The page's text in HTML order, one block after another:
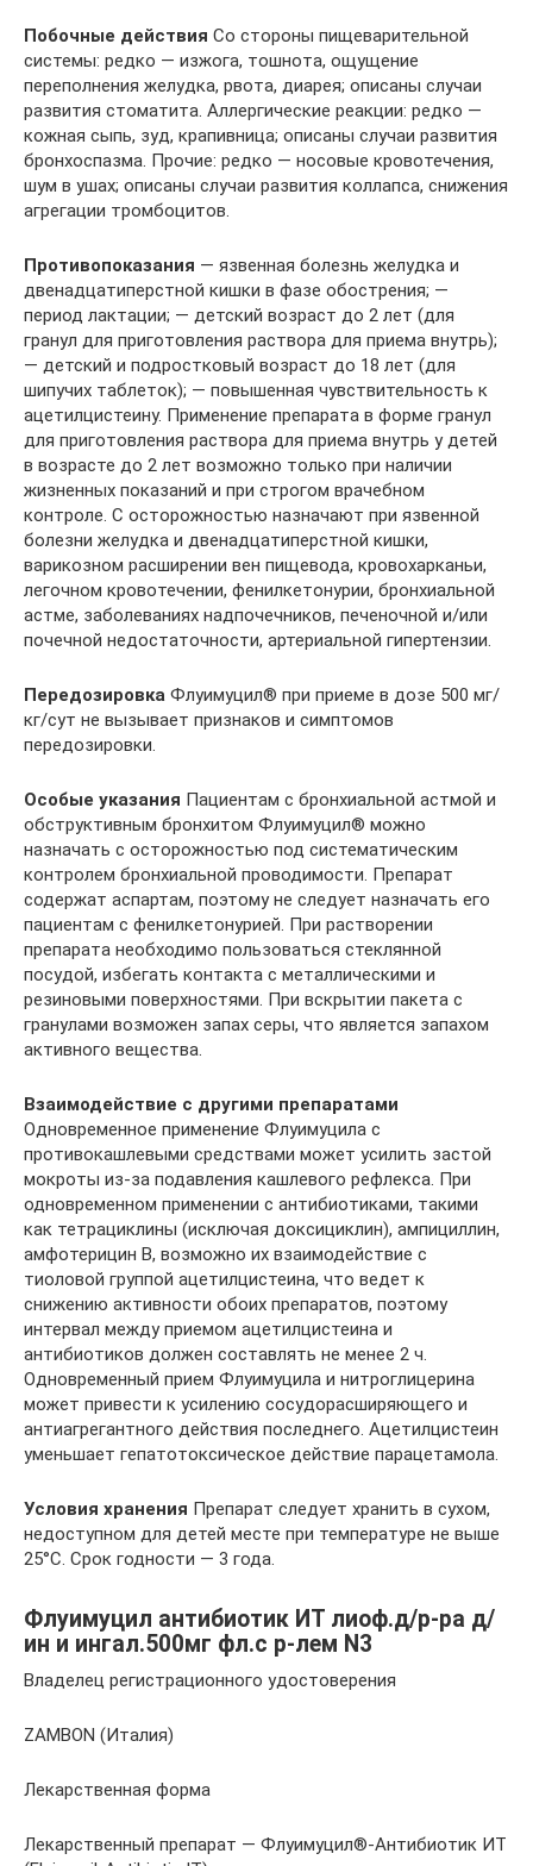
Побочные действия Со стороны пищеварительной
системы: редко — изжога, тошнота, ощущение
переполнения желудка, рвота, диарея; описаны случаи
развития стоматита. Аллергические реакции: редко —
кожная сыпь, зуд, крапивница; описаны случаи развития
бронхоспазма. Прочие: редко — носовые кровотечения,
шум в ушах; описаны случаи развития коллапса, снижения
агрегации тромбоцитов.
Противопоказания — язвенная болезнь желудка и
двенадцатиперстной кишки в фазе обострения; —
период лактации; — детский возраст до 2 лет (для
гранул для приготовления раствора для приема внутрь);
— детский и подростковый возраст до 18 лет (для
шипучих таблеток); — повышенная чувствительность к
ацетилцистеину. Применение препарата в форме гранул
для приготовления раствора для приема внутрь у детей
в возрасте до 2 лет возможно только при наличии
жизненных показаний и при строгом врачебном
контроле. С осторожностью назначают при язвенной
болезни желудка и двенадцатиперстной кишки,
варикозном расширении вен пищевода, кровохарканьи,
легочном кровотечении, фенилкетонурии, бронхиальной
астме, заболеваниях надпочечников, печеночной и/или
почечной недостаточности, артериальной гипертензии.
Передозировка Флуимуцил® при приеме в дозе 500 мг/
кг/сут не вызывает признаков и симптомов
передозировки.
Особые указания Пациентам с бронхиальной астмой и
обструктивным бронхитом Флуимуцил® можно
назначать с осторожностью под систематическим
контролем бронхиальной проводимости. Препарат
содержат аспартам, поэтому не следует назначать его
пациентам с фенилкетонурией. При растворении
препарата необходимо пользоваться стеклянной
посудой, избегать контакта с металлическими и
резиновыми поверхностями. При вскрытии пакета с
гранулами возможен запах серы, что является запахом
активного вещества.
Взаимодействие с другими препаратами
Одновременное применение Флуимуцила с
противокашлевыми средствами может усилить застой
мокроты из-за подавления кашлевого рефлекса. При
одновременном применении с антибиотиками, такими
как тетрациклины (исключая доксициклин), ампициллин,
амфотерицин В, возможно их взаимодействие с
тиоловой группой ацетилцистеина, что ведет к
снижению активности обоих препаратов, поэтому
интервал между приемом ацетилцистеина и
антибиотиков должен составлять не менее 2 ч.
Одновременный прием Флуимуцила и нитроглицерина
может привести к усилению сосудорасширяющего и
антиагрегантного действия последнего. Ацетилцистеин
уменьшает гепатотоксическое действие парацетамола.
Условия хранения Препарат следует хранить в сухом,
недоступном для детей месте при температуре не выше
25°C. Срок годности — 3 года.
Флуимуцил антибиотик ИТ лиоф.д/р-ра д/
ин и ингал.500мг фл.с р-лем N3
Владелец регистрационного удостоверения
ZAMBON (Италия)
Лекарственная форма
Лекарственный препарат — Флуимуцил®-Антибиотик ИТ